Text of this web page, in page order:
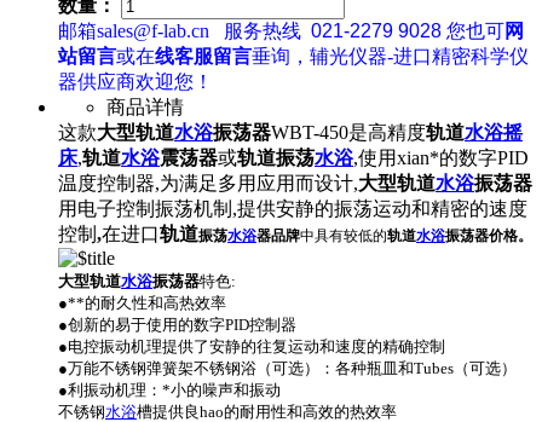
数量：
邮箱sales@f-lab.cn
服务热线 021-2279 9028 您也可网
站留言或在线客服留言垂询，辅光仪器-进口精密科学仪
器供应商欢迎您！
商品详情
这款大型轨道水浴振荡器WBT-450是高精度轨道水浴摇
床,轨道水浴震荡器或轨道振荡水浴,使用xian*的数字PID
温度控制器,为满足多用应用而设计,大型轨道水浴振荡器
用电子控制振荡机制,提供安静的振荡运动和精密的速度
控制 ,在进口轨道振荡水浴器品牌中具有较低的轨道水浴振荡器价格。
大型轨道水浴振荡器特色:
●**的耐久性和高热效率
●创新的易于使用的数字PID控制器
●电控振动机理提供了安静的往复运动和速度的精确控制
●万能不锈钢弹簧架不锈钢浴（可选）：各种瓶皿和Tubes（可选）
●利振动机理：*小的噪声和振动
不锈钢水浴槽提供良hao的耐用性和高效的热效率